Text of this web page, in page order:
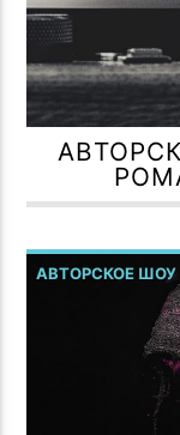
VOL 3 )
TROLL FAMILY
АВТОРСКОЕ ШОУ